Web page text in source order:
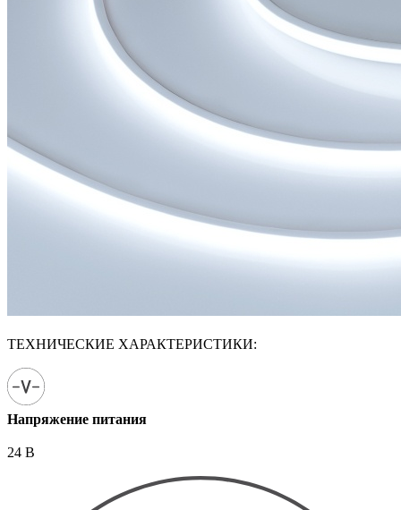
ТЕХНИЧЕСКИЕ ХАРАКТЕРИСТИКИ:
Напряжение питания
24 В